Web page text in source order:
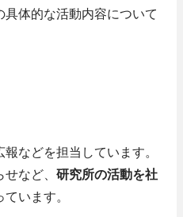
体的な活動内容について
などを担当しています。
など、 研究所の活動を社
ています。